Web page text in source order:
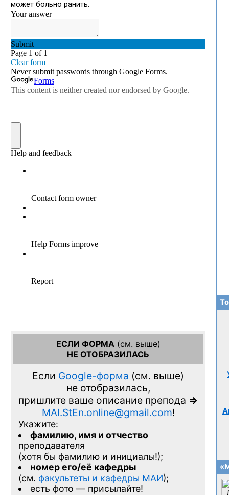
ЕСЛИ ФОРМА(см. выше)
НЕ ОТОБРАЗИЛАСЬ
Если Google-форма (см. выше)
не отобразилась,
пришлите ваше описание препода =>
MAI.StEn.online@gmail.com!
Укажите:
фамилию, имя и отчество
преподавателя
(хотя бы фамилию и инициалы!);
номер его/её кафедры
(см. факультеты и кафедры МАИ);
есть фото — присылайте!